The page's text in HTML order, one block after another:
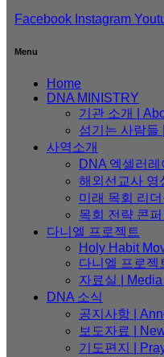
Facebook Instagram
Menu
Home
DNA MINISTRY
기관 소개 |
섬기는 사람들
사역소개
DNA 엑셀러
해외선교사 영
미래 목회 리
목회 전략 콘
다니엘 프로젝트
Holy Habit
다니엘 프로젝
자료실 |
DNA 소식
공지사항 |
보도자료 |
기도편지 |